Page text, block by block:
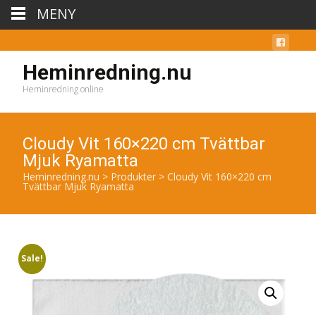
Heminredning.nu
Heminredning online
Cloudy Vit 160×220 cm Tvättbar
Mjuk Ryamatta
Heminredning.nu > Produkter > Cloudy Vit 160×220 cm
Tvättbar Mjuk Ryamatta
Sale!
MENY